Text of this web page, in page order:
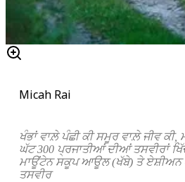
Micah Rai
ਖੰਭਾਂ ਵਾਲ਼ੇ ਪੰਛੀ ਕੀ ਸਮੂਰਵਾਲ਼ੇ ਜੀਵ ਕੀ,
ਘੱਟ300 ਪ੍ਰਜਾਤੀਆਂ ਦੀਆਂ ਤਸਵੀਰਾਂ
ਮਾਊਂਟੇਨ ਸਕੂਪ ਆਊਲ(ਖੱਬੇ) ਤੇ ਏਸ਼ੀਅਨ
ਤਸਵੀਰ